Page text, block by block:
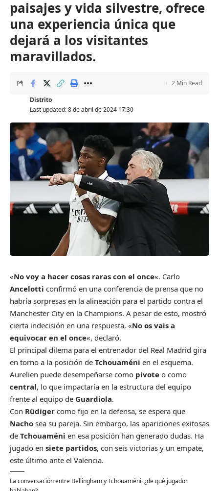
paisajes y vida silvestre, ofrece
una experiencia única que
dejará a los visitantes
maravillados.
Last updated: 8 de abril de 2024 17:30
Distrito
2 Min Read
«No voy a hacer cosas raras con el once«. Carlo
Ancelotti confirmó en una conferencia de prensa que no
habría sorpresas en la alineación para el partido contra el
Manchester City en la Champions. A pesar de esto, mostró
cierta indecisión en una respuesta. «No os vais a
equivocar en el once«, declaró.
El principal dilema para el entrenador del Real Madrid gira
en torno a la posición de Tchouaméni en el esquema.
Aurelien puede desempeñarse como pivote o como
central, lo que impactaría en la estructura del equipo
frente al equipo de Guardiola.
Con Rüdiger como fijo en la defensa, se espera que
Nacho sea su pareja. Sin embargo, las apariciones exitosas
de Tchouaméni en esa posición han generado dudas. Ha
jugado en siete partidos, con seis victorias y un empate,
este último ante el Valencia.
La conversación entre Bellingham y Tchouaméni: ¿de qué jugador